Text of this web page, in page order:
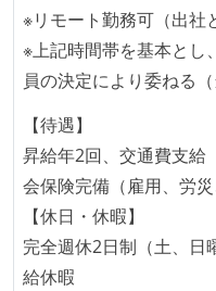
本番にデプロイされ
ーまたはペアプログ
「リファクタリング
観をメンバー全員が
いる
何らかのコーディン
うにしている
提出されたコードに
が実行される環境が
※リモート勤務可（出社
※上記時間帯を基本とし
員の決定により委ねる（
【待遇】
昇給年2回、交通費支給
会保険完備（雇用、労災
【休日・休暇】
完全週休2日制（土、日
給休暇